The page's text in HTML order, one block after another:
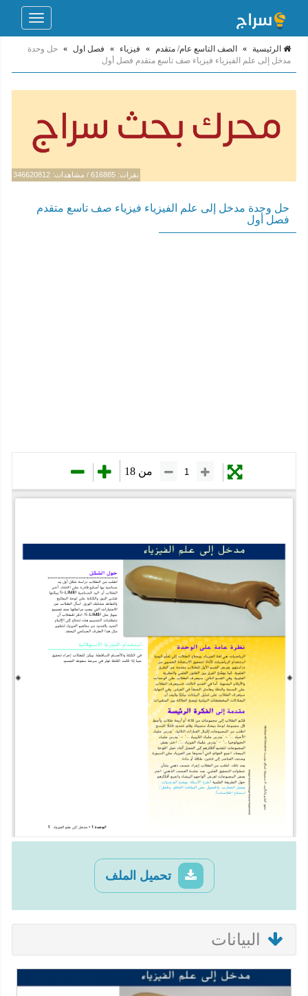
Toggle
الرئيسية » الصف التاسع عام/ متقدم » فيزياء » فصل اول » حل وحدة
مدخل إلى علم الفيزياء فيزياء صف تاسع متقدم فصل أول
نقرات: 616885 / مشاهدات: 346620812
حل وحدة مدخل إلى علم الفيزياء فيزياء صف تاسع متقدم
فصل أول
تحميل الملف
البيانات